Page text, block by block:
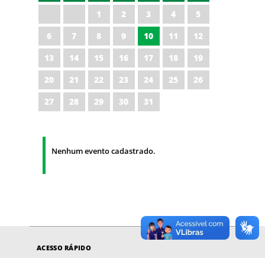
1 2 3 4
5
6
7 8 9 10 11
12
13
14 15 16 17 18
19
20
21 22 23 24 25
26
27
28 29 30 31
Nenhum evento cadastrado.
ACESSO RÁPIDO